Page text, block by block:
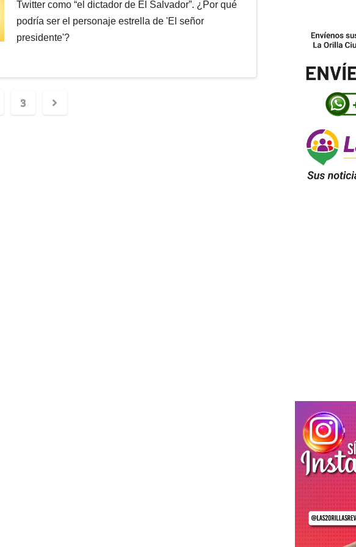
Twitter como “el dictador de El Salvador”. ¿Por qué
podría ser el personaje estrella de 'El señor
presidente'?
3